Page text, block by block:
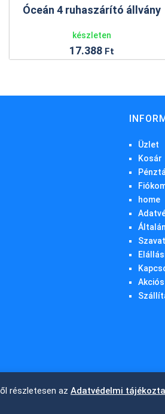
részletesen az Adatvédelmi
Óceán 4 ruhaszárító állvány
készleten
17.388 Ft
Üzlet
Kosár
home